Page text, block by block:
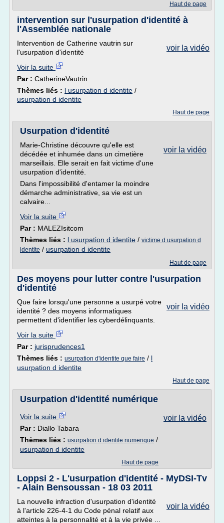
Haut de page
intervention sur l'usurpation d'identité à
l'Assemblée nationale
voir la vidéo
Intervention de Catherine vautrin sur
l'usurpation d'identité
Voir la suite
Par : CatherineVautrin
Thèmes liés : l usurpation d identite /
usurpation d identite
Haut de page
Usurpation d'identité
voir la vidéo
Marie-Christine découvre qu'elle est
décédée et inhumée dans un cimetière
marseillais. Elle serait en fait victime d'une
usurpation d'identité.
Dans l'impossibilité d'entamer la moindre
démarche administrative, sa vie est un
calvaire...
Voir la suite
Par : MALEZIsitcom
Thèmes liés : l usurpation d identite / victime d usurpation d
identite / usurpation d identite
Haut de page
Des moyens pour lutter contre l'usurpation
d'identité
voir la vidéo
Que faire lorsqu'une personne a usurpé votre
identité ? des moyens informatiques
permettent d'identifier les cyberdélinquants.
Voir la suite
Par : jurisprudences1
Thèmes liés : usurpation d'identite que faire / l
usurpation d identite
Haut de page
Usurpation d'identité numérique
voir la vidéo
Voir la suite
Par : Diallo Tabara
Thèmes liés : usurpation d identite numerique /
usurpation d identite
Haut de page
Loppsi 2 - L'usurpation d'identité - MyDSI-Tv
- Alain Bensoussan - 18 03 2011
voir la vidéo
La nouvelle infraction d'usurpation d'identité
à l'article 226-4-1 du Code pénal relatif aux
atteintes à la personnalité et à la vie privée ...